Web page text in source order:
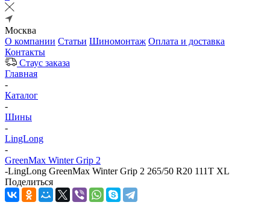
Москва
О компании Статьи Шиномонтаж Оплата и доставка
Контакты
Стаус заказа
Главная
-
Каталог
-
Шины
-
LingLong
-
GreenMax Winter Grip 2
-LingLong GreenMax Winter Grip 2 265/50 R20 111T XL
Поделиться